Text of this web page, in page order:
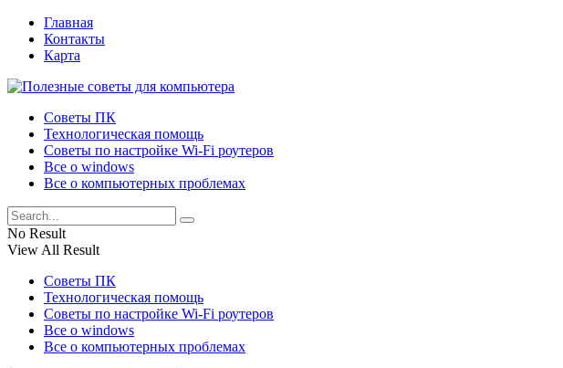
Главная
Контакты
Карта
Советы ПК
Технологическая помощь
Советы по настройке Wi-Fi роутеров
Все о windows
Все о компьютерных проблемах
No Result
View All Result
Советы ПК
Технологическая помощь
Советы по настройке Wi-Fi роутеров
Все о windows
Все о компьютерных проблемах